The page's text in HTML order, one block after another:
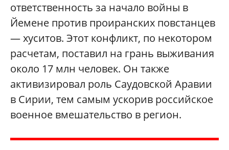
ответственность за начало войны в
Йемене против проиранских повстанцев
— хуситов. Этот конфликт, по некотором
расчетам, поставил на грань выживания
около 17 млн человек. Он также
активизировал роль Саудовской Аравии
в Сирии, тем самым ускорив российское
военное вмешательство в регион.